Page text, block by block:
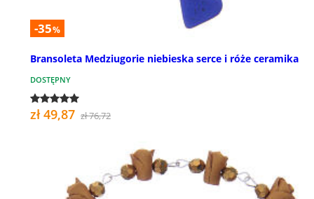
-35%
Bransoleta Medziugorie niebieska serce i róże ceramika
DOSTĘPNY
zł 49,87 zł 76,72